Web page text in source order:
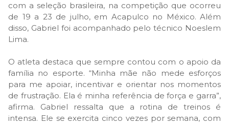
com a seleção brasileira, na competição que ocorreu
de 19 a 23 de julho, em Acapulco no México. Além
disso, Gabriel foi acompanhado pelo técnico Noeslem
Lima.
O atleta destaca que sempre contou com o apoio da
família no esporte. “Minha mãe não mede esforços
para me apoiar, incentivar e orientar nos momentos
de frustração. Ela é minha referência de força e garra”,
afirma. Gabriel ressalta que a rotina de treinos é
intensa. Ele se exercita cinco vezes por semana, com